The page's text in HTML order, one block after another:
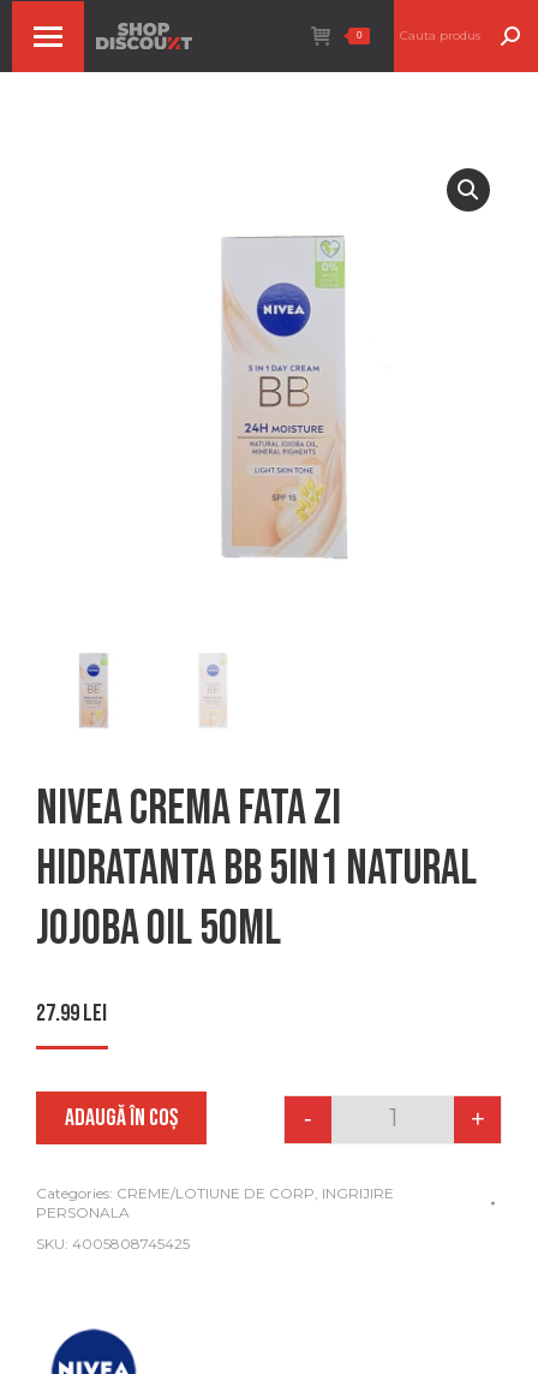
0
Nivea crema fata zi
hidratanta bb 5in1 natural
jojoba oil 50ml
27.99lei
Quantity
- +
ADAUGĂ ÎN COȘ
Categories: CREME/LOTIUNE DE CORP INGRIJIRE
PERSONALA
SKU: 4005808745425